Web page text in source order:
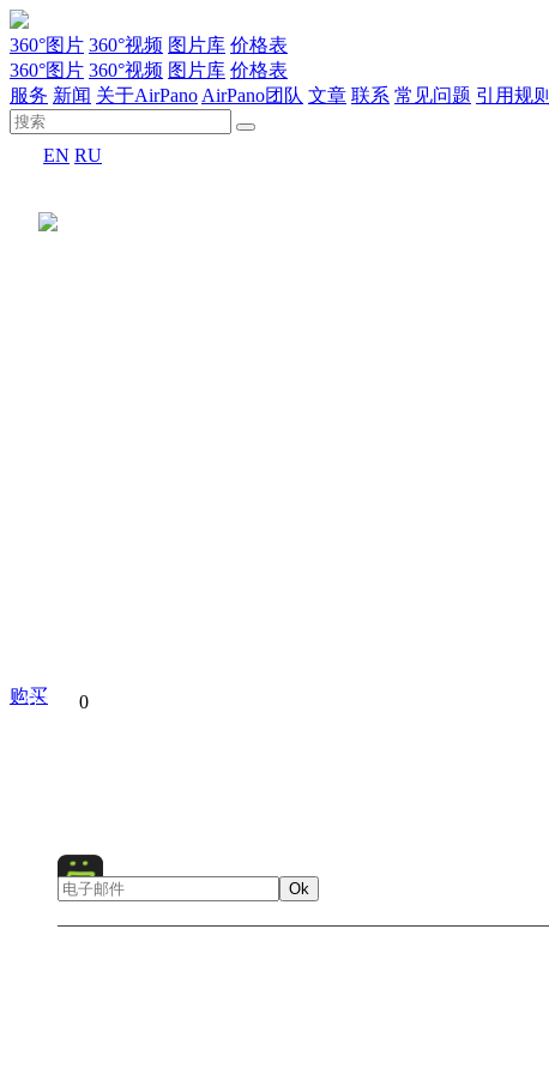
360°图片 360°视频 图片库 价格表
360°图片 360°视频 图片库 价格表
服务 新闻 关于AirPano AirPano团队 文章 联系 常见问题 引用规则
EN RU
分享到 0
购买
Ok